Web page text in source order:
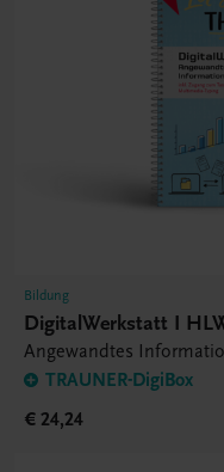
Bildung
DigitalWerkstatt I
Angewandtes
TRAUNER-DigiBox
€ 24,24